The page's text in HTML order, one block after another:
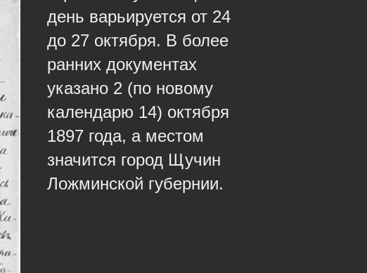
день варьируется от 24
до 27 октября. В более
ранних документах
указано 2 (по новому
календарю 14) октября
1897 года, а местом
значится город Щучин
Ложминской губернии.